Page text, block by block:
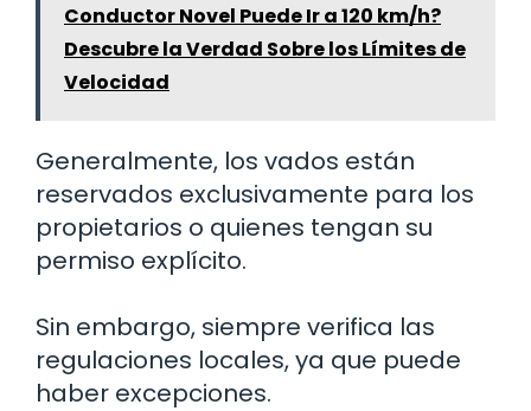
Conductor Novel Puede Ir a 120 km/h?
Descubre la Verdad Sobre los Límites de
Velocidad
Generalmente, los vados están
reservados exclusivamente para los
propietarios o quienes tengan su
permiso explícito.
Sin embargo, siempre verifica las
regulaciones locales, ya que puede
haber excepciones.